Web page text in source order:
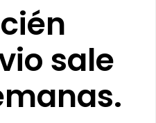
sale